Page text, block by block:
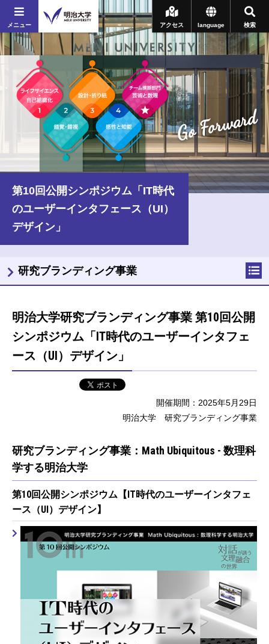
メニュー 検索
language
アクセス
Go Forward
第10回公開シンポジウム「IT時代
のユーザーインタフェース（UI）
デザイン」
明治大学研究ブランディング事業 第10回公開
シンポジウム「IT時代のユーザーインタフェ
ース（UI）デザイン」
開催期間：2025年5月29日
明治大学 研究ブランディング事業
研究ブランディング事業：Math Ubiquitous - 数理科
学する明治大学
第10回公開シンポジウム【IT時代のユーザーインタフェ
ース（UI）デザイン】
研究ブランディング事業